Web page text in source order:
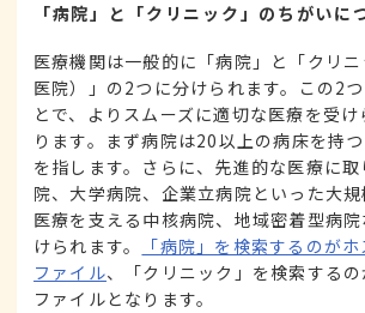
「病院」と「クリニック」のちがいに
医療機関は一般的に「病院」と「クリニ
医院）」の2つに分けられます。この2
とで、よりスムーズに適切な医療を受
ります。まず病院は20以上の病床を持
を指します。さらに、先進的な医療に
院、大学病院、企業立病院といった大
医療を支える中核病院、地域密着型病
けられます。
「病院」を検索するのがホ
ファイル、「クリニック」を検索するの
ファイルとなります。